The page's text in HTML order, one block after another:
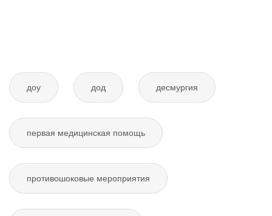
доу дод десмургия
первая медицинская помощь
противошоковые мероприятия